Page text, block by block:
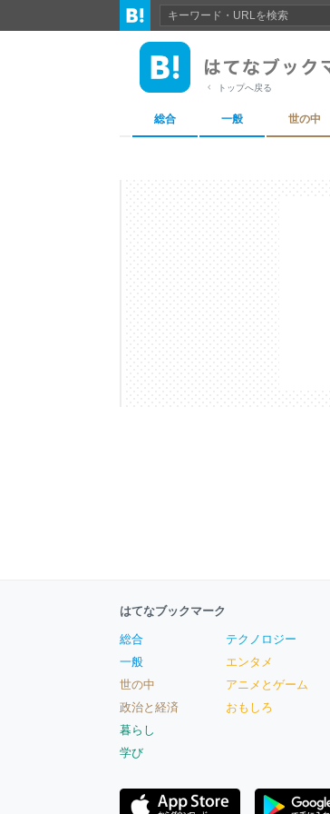
トップへ戻る
総合 一般 世の中
はてなブックマーク
総合
一般
世の中
政治と経済
暮らし
学び
テクノロジー
エンタメ
アニメとゲーム
おもしろ